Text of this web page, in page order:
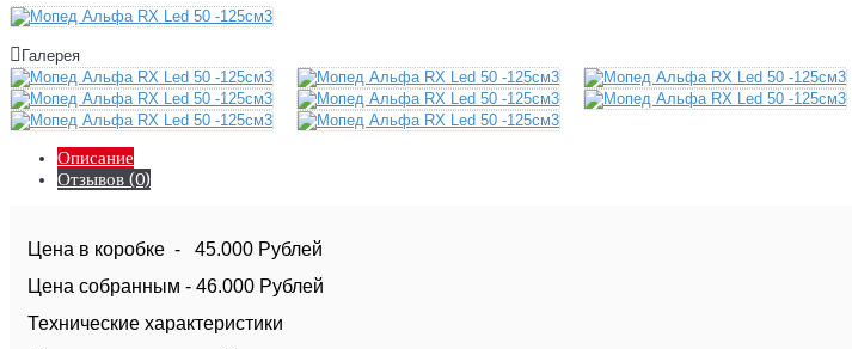
Галерея
Описание
Отзывов (0)
Цена в коробке - 45.000 Рублей
Цена собранным - 46.000 Рублей
Технические характеристики